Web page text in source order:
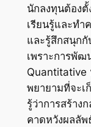
นักลงทุนต้องตั้
เรียนรู้และทำ
และรู้สึกสนุกกั
เพราะการพั
Quantitative
พยายามที่จะเ
รู้ว่าการสร้าง
คาดหวังผลลัพ